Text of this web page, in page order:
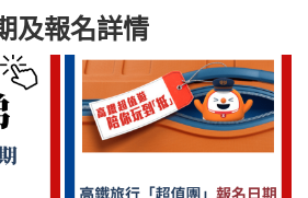
及報名詳情